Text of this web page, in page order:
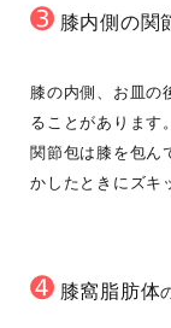
➌ 膝内側の関
膝の内側、お皿の
ることがあります。
関節包は膝を包ん
かしたときにズキ
➍ 膝窩脂肪体